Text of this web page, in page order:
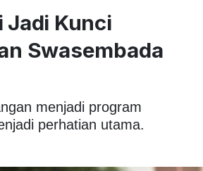
Jadi Kunci
Swasembada
menjadi program
perhatian utama.